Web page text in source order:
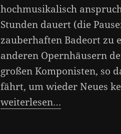
hochmusikalisch
Stunden dauert (die
zauberhaften Badeort zu
anderen Opernhäusern
großen Komponisten, so
fährt, um wieder Neues
weiterlesen…